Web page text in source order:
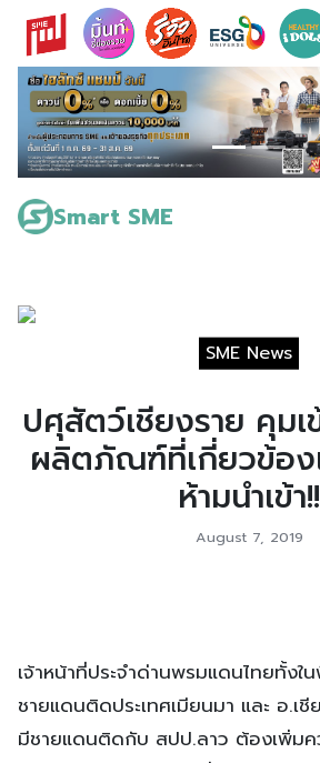
Skip
content
Smart SME
Search
for:
SME News
ปศุสัตว์เชียงราย คุม
ผลิตภัณฑ์ที่เกี่ยวข้อ
ห้ามนำเข้า!!
August 7, 2019
เจ้าหน้าที่ประจำด่านพรมแดนไทยทั้ง
ชายแดนติดประเทศเมียนมา และ อ.เ
มีชายแดนติดกับ สปป.ลาว ต้องเพิ่มค